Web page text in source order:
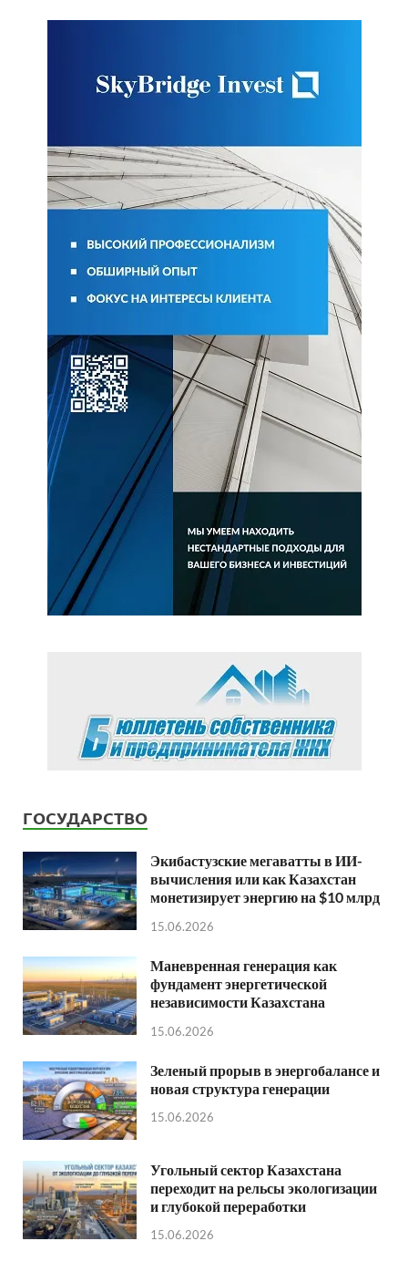
ГОСУДАРСТВО
Экибастузские мегаватты в ИИ-
вычисления или как Казахстан
монетизирует энергию на $10 млрд
15.06.2026
Маневренная генерация как
фундамент энергетической
независимости Казахстана
15.06.2026
Зеленый прорыв в энергобалансе и
новая структура генерации
15.06.2026
Угольный сектор Казахстана
переходит на рельсы экологизации
и глубокой переработки
15.06.2026